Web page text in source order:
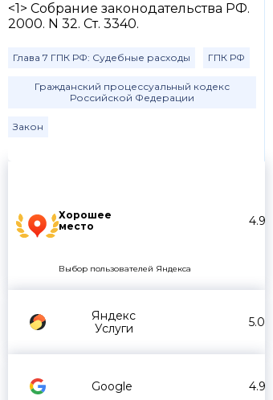
Хорошее
место
4.9
Выбор пользователей Яндекса
Яндекс
Услуги
5.0
Google 4.9
<1> Собрание законодательства РФ.
2000. N 32. Ст. 3340.
Глава 7 ГПК РФ: Судебные расходы ГПК РФ
Гражданский процессуальный кодекс
Российской Федерации
Закон